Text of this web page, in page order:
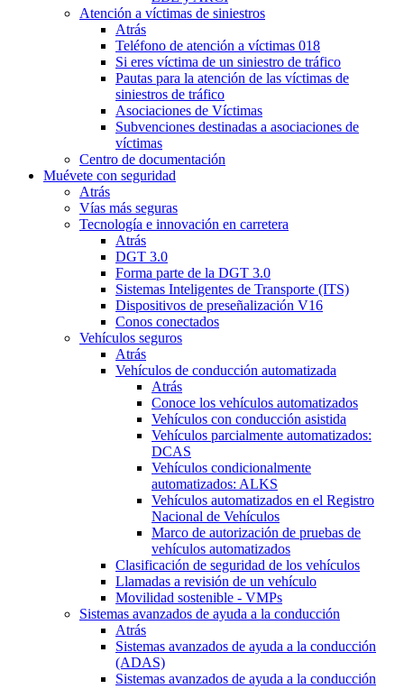
Atención a víctimas de siniestros
Atrás
Teléfono de atención a víctimas 018
Si eres víctima de un siniestro de tráfico
Pautas para la atención de las víctimas de
siniestros de tráfico
Asociaciones de Víctimas
Subvenciones destinadas a asociaciones de
víctimas
Centro de documentación
Muévete con seguridad
Atrás
Vías más seguras
Tecnología e innovación en carretera
Atrás
DGT 3.0
Forma parte de la DGT 3.0
Sistemas Inteligentes de Transporte (ITS)
Dispositivos de preseñalización V16
Conos conectados
Vehículos seguros
Atrás
Vehículos de conducción automatizada
Atrás
Conoce los vehículos automatizados
Vehículos con conducción asistida
Vehículos parcialmente automatizados:
DCAS
Vehículos condicionalmente
automatizados: ALKS
Vehículos automatizados en el Registro
Nacional de Vehículos
Marco de autorización de pruebas de
vehículos automatizados
Clasificación de seguridad de los vehículos
Llamadas a revisión de un vehículo
Movilidad sostenible - VMPs
Sistemas avanzados de ayuda a la conducción
Atrás
Sistemas avanzados de ayuda a la conducción
(ADAS)
Sistemas avanzados de ayuda a la conducción